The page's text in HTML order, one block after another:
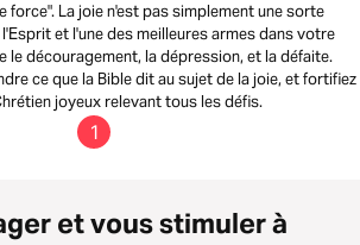
force". La joie n'est pas simplement une sorte
et l'une des meilleures armes dans votre
le découragement, la dépression, et la défaite.
ce que la Bible dit au sujet de la joie, et fortifiez
joyeux relevant tous les défis.
1
et vous stimuler à